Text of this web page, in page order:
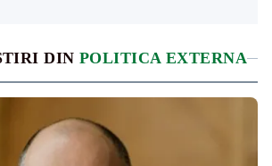
DIN POLITICA EXTERNA